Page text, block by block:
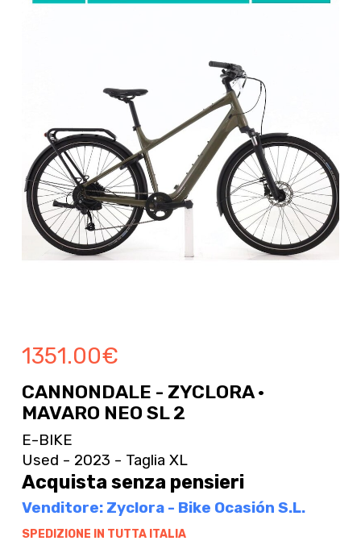
1351.00€
CANNONDALE - ZYCLORA ·
MAVARO NEO SL 2
E-BIKE
Used - 2023 - Taglia XL
Acquista senza pensieri
Venditore: Zyclora - Bike Ocasión S.L.
SPEDIZIONE IN TUTTA ITALIA